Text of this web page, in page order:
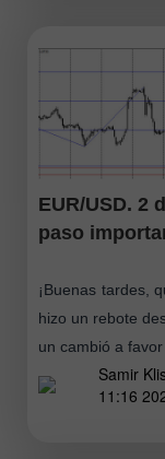
EUR/USD. 2
paso
¡Buenas tardes,
hizo un rebote
un cambió a
el procesoSamir
11:16